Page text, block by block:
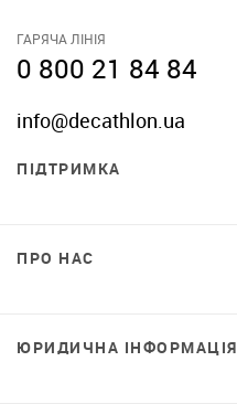
ГАРЯЧА ЛІНІЯ
0 800 21 84 84
info@decathlon.ua
ПІДТРИМКА
ПРО НАС
ЮРИДИЧНА ІНФОРМАЦІЯ